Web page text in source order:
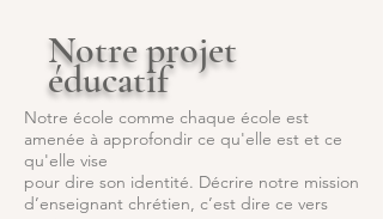
Notre projet
éducatif
Notre école comme chaque école est
amenée à approfondir ce qu'elle est et ce
qu'elle vise
pour dire son identité. Décrire notre mission
d’enseignant chrétien, c’est dire ce vers